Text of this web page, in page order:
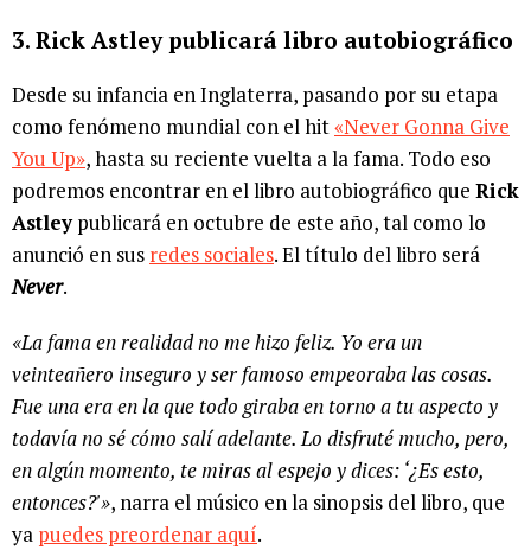
3. Rick Astley publicará libro autobiográfico
Desde su infancia en Inglaterra, pasando por su etapa
como fenómeno mundial con el hit«Never Gonna Give
You Up», hasta su reciente vuelta a la fama. Todo eso
podremos encontrar en el libro autobiográfico que Rick
Astleypublicará en octubre de este año, tal como lo
anunció en sus redes sociales. El título del libro será
Never.
«La fama en realidad no me hizo feliz. Yo era un
veinteañero inseguro y ser famoso empeoraba las cosas.
Fue una era en la que todo giraba en torno a tu aspecto y
todavía no sé cómo salí adelante. Lo disfruté mucho, pero,
en algún momento, te miras al espejo y dices: ‘¿Es esto,
entonces?'», narra el músico en la sinopsis del libro, que
ya puedes preordenar aquí.